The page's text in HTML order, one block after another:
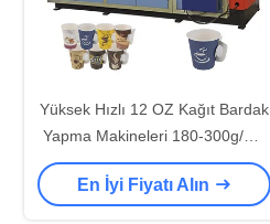
Yüksek Hızlı 12 OZ Kağıt Bardak
Yapma Makineleri 180-300g/M2
Çay Kağıt Bardak Makinesi
En İyi Fiyatı Alın